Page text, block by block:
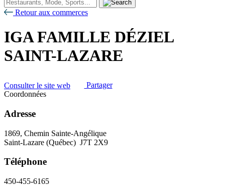
Retour aux commerces
IGA FAMILLE DÉZIEL
SAINT-LAZARE
Consulter le site web
Partager
Coordonnées
Adresse
1869, Chemin Sainte-Angélique
Saint-Lazare (Québec) J7T 2X9
Téléphone
450-455-6165